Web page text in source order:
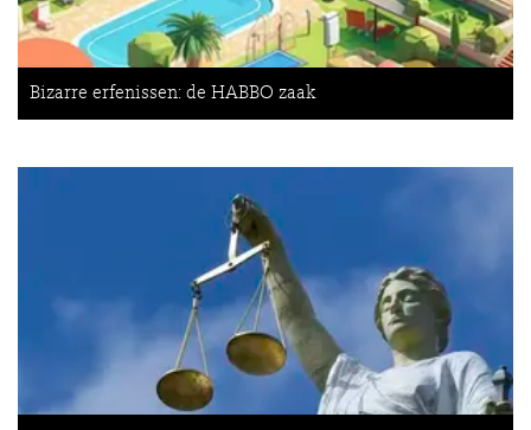
Bizarre erfenissen: de HABBO zaak